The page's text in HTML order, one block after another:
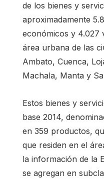
de los bienes y
aproximadamente
económicos y 4.027
área urbana de las
Ambato, Cuenca,
Machala, Manta y
Estos bienes y
base 2014,
en 359 productos,
que residen en el
la información de la
se agregan en